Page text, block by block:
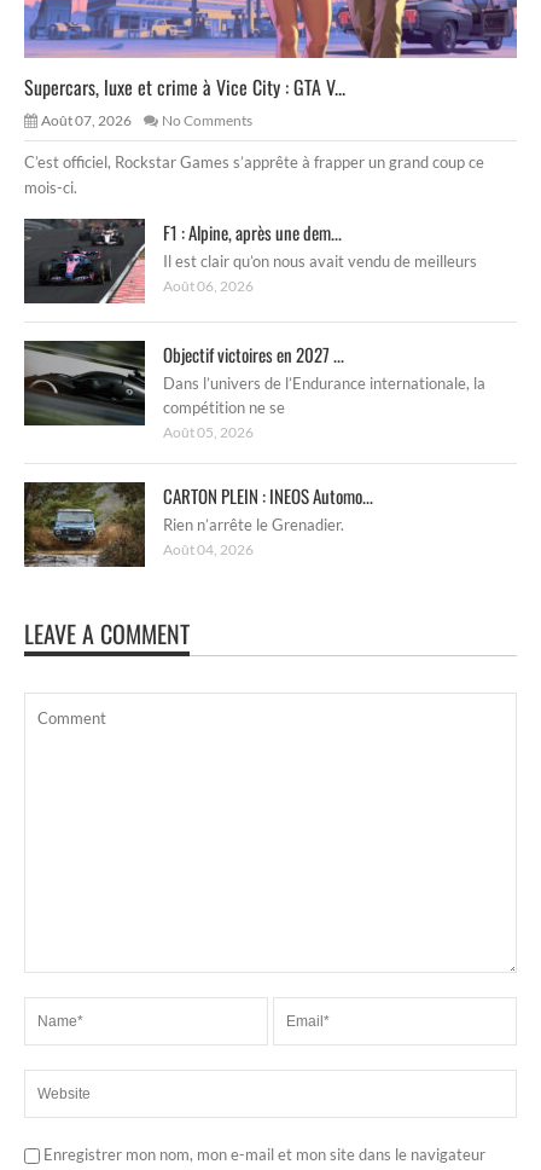
Supercars, luxe et crime à Vice City : GTA V...
Août 07, 2026 No Comments
C’est officiel, Rockstar Games s’apprête à frapper un grand coup ce
mois-ci.
F1 : Alpine, après une dem...
Il est clair qu’on nous avait vendu de meilleurs
Août 06, 2026
Objectif victoires en 2027 ...
Dans l’univers de l’Endurance internationale, la
compétition ne se
Août 05, 2026
CARTON PLEIN : INEOS Automo...
Rien n’arrête le Grenadier.
Août 04, 2026
LEAVE A COMMENT
Enregistrer mon nom, mon e-mail et mon site dans le navigateur